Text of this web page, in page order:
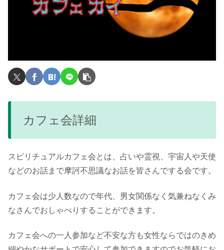
カフェ会詳細
スピリチュアルカフェ会とは、占いや霊視、宇宙人や天使
などのお話まで摩訶不思議なお話を皆さんでする会です。
カフェ会は少人数なので年代、男女関係なく気兼ねなくみ
なさんでおしゃべりすることができます。
カフェ会への一人参加など不安な方も女性ならではのきめ